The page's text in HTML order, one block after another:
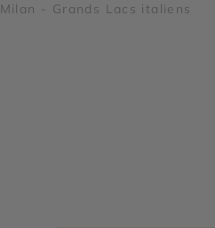
Milan - Grands Lacs italiens